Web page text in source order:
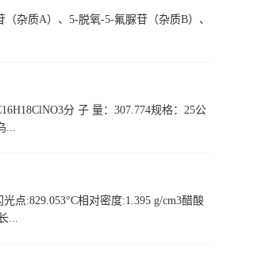
杂质A）、5-脱氧-5-氟脲苷（杂质B）、
分 子 量：307.774规格：25公
...
点:829.053°C相对密度:1.395 g/cm3醋酸
...